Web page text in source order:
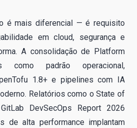
é mais diferencial — é requisito
em cloud, segurança e
A consolidação de Platform
como padrão operacional,
1.8+ e pipelines com IA
Relatórios como o State of
DevSecOps Report 2026
de alta performance implantam